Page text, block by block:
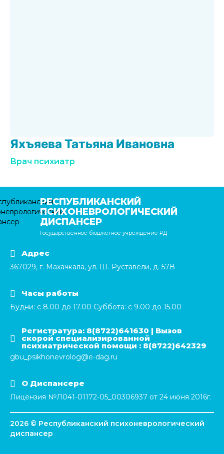
Яхъяева Татьяна Ивановна
Врач психиатр
РЕСПУБЛИКАНСКИЙ
ПСИХОНЕВРОЛОГИЧЕСКИЙ
ДИСПАНСЕР
Государственное бюджетное учреждение РД
Адрес
367029, г. Махачкала, ул. Ш. Руставели, д. 57В
Часы работы
Будни: с 8.00 до 17.00 Суббота: с 9.00 до 15.00
Регистратура: 8(8722)641630 | Вызов
скорой специализированной
психиатрической помощи : 8(8722)642329
gbu_psikhonevrolog@e-dag.ru
О Диспансере
Лицензия №Л041-01172-05_00306937 от 24 июня 2016г.
2026 © Республиканский психоневрологический
диспансер